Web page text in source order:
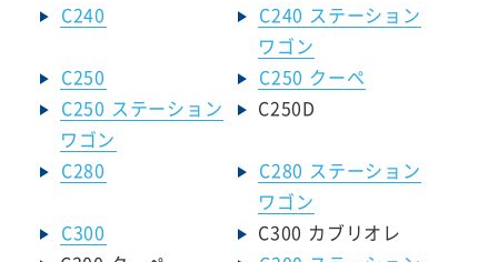
C240
C240 ステーション
ワゴン
C250
C250 クーペ
C250 ステーション
ワゴン
C250D
C280
C280 ステーション
ワゴン
C300
C300 カブリオレ